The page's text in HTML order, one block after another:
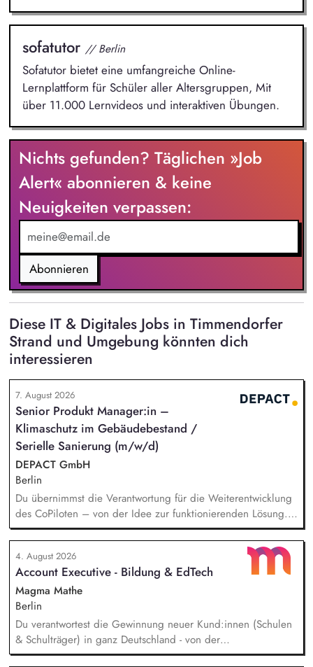
sofatutor // Berlin
Sofatutor bietet eine umfangreiche Online-
Lernplattform für Schüler aller Altersgruppen, Mit
über 11.000 Lernvideos und interaktiven Übungen.
Nichts gefunden? Täglichen »Job
Alert« abonnieren & keine
Neuigkeiten verpassen:
Abonnieren
Diese IT & Digitales Jobs in Timmendorfer
Strand und Umgebung könnten dich
interessieren
7. August 2026
Senior Produkt Manager:in –
Klimaschutz im Gebäudebestand /
Serielle Sanierung (m/w/d)
DEPACT GmbH
Berlin
Du übernimmst die Verantwortung für die Weiterentwicklung
des CoPiloten – von der Idee zur funktionierenden Lösung.
Im Zentrum stehen die Umsetzung und Implementierung: Du
verstehst die zugrunde liegenden Prozesse, optimierst sie,
und entwickelst daraus unser Produkt weiter, zusammen mit
unseren Partnern der Branche.
4. August 2026
Account Executive - Bildung & EdTech
Magma Mathe
Berlin
Du verantwortest die Gewinnung neuer Kund:innen (Schulen
& Schulträger) in ganz Deutschland - von der
Leadgenerierung bis zum Vertragsabschluss. Dabei arbeitest